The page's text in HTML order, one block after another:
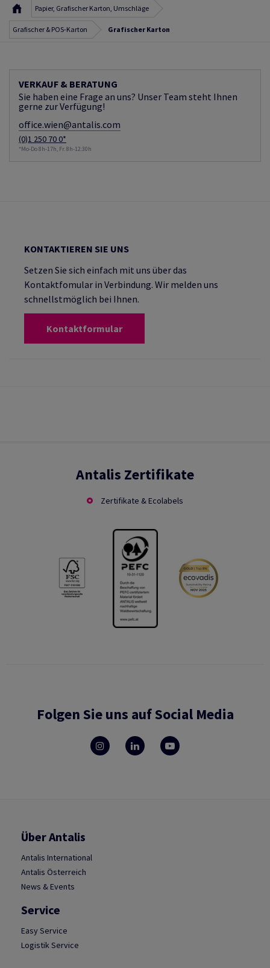
Papier, Grafischer Karton, Umschläge
Grafischer & POS-Karton Grafischer Karton
VERKAUF & BERATUNG
Sie haben eine Frage an uns? Unser Team steht Ihnen
gerne zur Verfügung!
office.wien@antalis.com
(0)1 250 70 0*
*Mo-Do 8h-17h, Fr. 8h-12:30h
KONTAKTIEREN SIE UNS
Setzen Sie sich einfach mit uns über das
Kontaktfomular in Verbindung. Wir melden uns
schnellstmöglich bei Ihnen.
Kontaktformular
Antalis Zertifikate
Zertifikate & Ecolabels
Folgen Sie uns auf Social Media
Über Antalis
Antalis International
Antalis Österreich
News & Events
Service
Easy Service
Logistik Service